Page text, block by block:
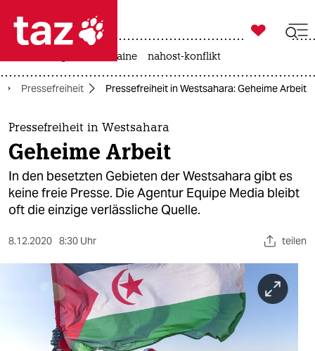
 taz zahl ich
taz zahl ich
themen
politik
öko
gesellschaft

taz zahl ich
krieg in der ukraine nahost-konflikt
Pressefreiheit Pressefreiheit in Westsahara: Geheime Arbeit
Pressefreiheit in Westsahara
Geheime Arbeit
In den besetzten Gebieten der Westsahara gibt es
keine freie Presse. Die Agentur Equipe Media bleibt
oft die einzige verlässliche Quelle.
8.12.2020 8:30 Uhr teilen